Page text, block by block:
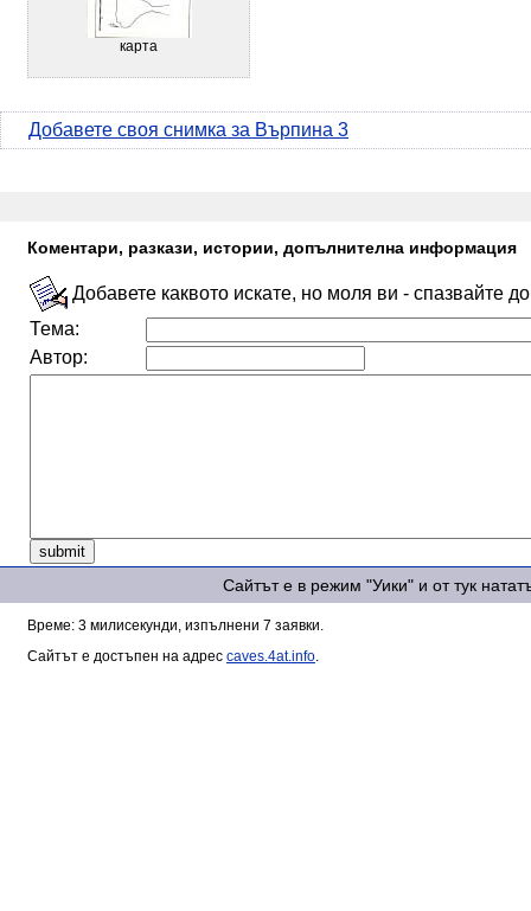
карта
Добавете своя снимка за Върпина 3
Коментари, разкази, истории, допълнителна информация
Добавете каквото искате, но моля ви - спазвайте
Тема:
Автор:
Сайтът е в режим "Уики" и от тук
Време: 3 милисекунди, изпълнени 7 заявки.
Сайтът е достъпен на адрес caves.4at.info.